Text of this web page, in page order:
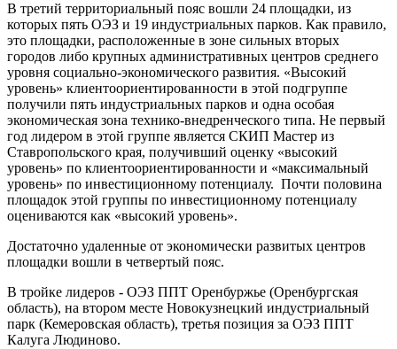
В третий территориальный пояс вошли 24 площадки, из
которых пять ОЭЗ и 19 индустриальных парков. Как правило,
это площадки, расположенные в зоне сильных вторых
городов либо крупных административных центров среднего
уровня социально-экономического развития. «Высокий
уровень» клиентоориентированности в этой подгруппе
получили пять индустриальных парков и одна особая
экономическая зона технико-внедренческого типа. Не первый
год лидером в этой группе является СКИП Мастер из
Ставропольского края, получивший оценку «высокий
уровень» по клиентоориентированности и «максимальный
уровень» по инвестиционному потенциалу. Почти половина
площадок этой группы по инвестиционному потенциалу
оцениваются как «высокий уровень».
Достаточно удаленные от экономически развитых центров
площадки вошли в четвертый пояс.
В тройке лидеров - ОЭЗ ППТ Оренбуржье (Оренбургская
область), на втором месте Новокузнецкий индустриальный
парк (Кемеровская область), третья позиция за ОЭЗ ППТ
Калуга Людиново.